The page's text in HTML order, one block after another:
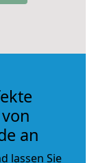
an
lassen Sie